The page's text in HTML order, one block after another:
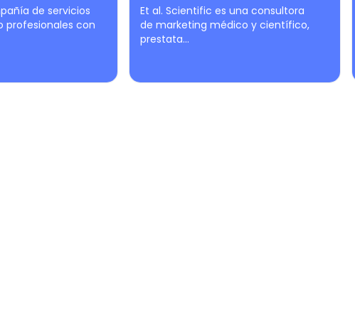
de servicios
profesionales con
Et al. Scientific es una consultora
de marketing médico y científico,
prestata...